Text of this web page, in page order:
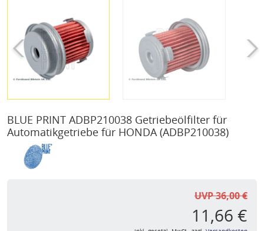
BLUE PRINT ADBP210038 Getriebeölfilter für
Automatikgetriebe für HONDA(ADBP210038)
UVP 36,00 €
11,66 €